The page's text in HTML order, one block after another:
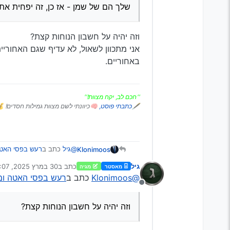
@גילכתב ב רעשים/חריקה מבולם
כמו בולמי שמן, וזה לא מומלץ
שלך הם של שמן - אז כן, זה יפחית
וזה יהיה על חשבון הנוחות קצת?
אני מתכוון לשאול, לא עדיף שגם
באחוריים.
''חכם לב, יקח מצוות!''
🖋כתבתי פוסט, 🧠כיוונתי לשם מצוות גמילות
Klonimoos@גיל כתב ברעש בפסי
@tzvihe2
אני מתכוון לשאול, לא
מנותק
גיל מאסטר מגיה כתב ב30 במרץ 2025, 6:07
נערך לאחרונה על ידי
@Klonimoos כתב ברעש בפסי האטה
וזה יהיה על חשבון הנוחות קצת?